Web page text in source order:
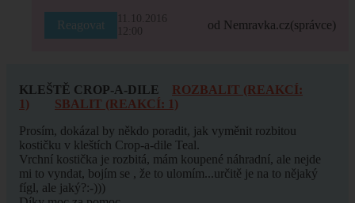
Reagovat
11.10.2016
12:00
od Nemravka.cz(správce)
KLEŠTĚ CROP-A-DILE
ROZBALIT (REAKCÍ:
1)
SBALIT (REAKCÍ: 1)
Prosím, dokázal by někdo poradit, jak vyměnit rozbitou
kostičku v kleštích Crop-a-dile Teal.
Vrchní kostička je rozbitá, mám koupené náhradní, ale nejde
mi to vyndat, bojím se , že to ulomím...určitě je na to nějaký
fígl, ale jaký?:-)))